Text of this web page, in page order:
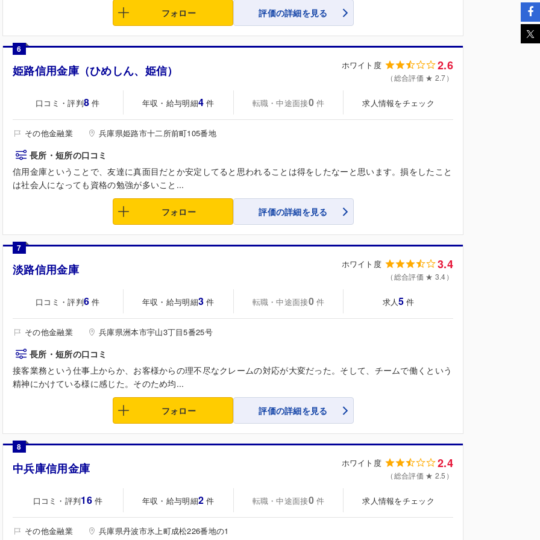
フォロー 評価の詳細を見る
6
姫路信用金庫（ひめしん、姫信） ホワイト度 2.6
（総合評価 ★ 2.7）
口コミ・評判8 件 年収・給与明細4 件 転職・中途面接0 件 求人情報をチェック
その他金融業 兵庫県姫路市十二所前町105番地
長所・短所の口コミ
信用金庫ということで、友達に真面目だとか安定してると思われることは得をしたなーと思います。損をしたこと
は社会人になっても資格の勉強が多いこと...
フォロー 評価の詳細を見る
7
淡路信用金庫 ホワイト度 3.4
（総合評価 ★ 3.4）
口コミ・評判6 件 年収・給与明細3 件 転職・中途面接0 件 求人5 件
その他金融業 兵庫県洲本市宇山3丁目5番25号
長所・短所の口コミ
接客業務という仕事上からか、お客様からの理不尽なクレームの対応が大変だった。そして、チームで働くという
精神にかけている様に感じた。そのため均...
フォロー 評価の詳細を見る
8
中兵庫信用金庫 ホワイト度 2.4
（総合評価 ★ 2.5）
口コミ・評判16 件 年収・給与明細2 件 転職・中途面接0 件 求人情報をチェック
その他金融業 兵庫県丹波市氷上町成松226番地の1